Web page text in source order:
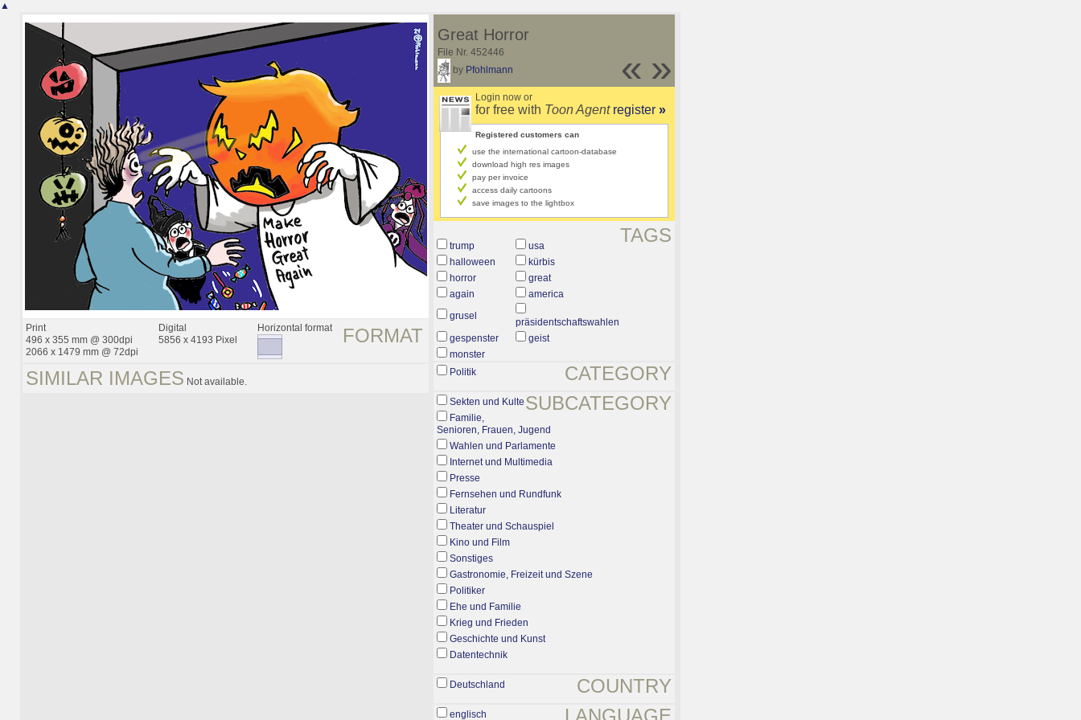
▲
FORMAT
Print
496 x 355 mm @ 300dpi
2066 x 1479 mm @ 72dpi
Digital
5856 x 4193 Pixel
Horizontal format
SIMILAR IMAGES Not available.
»
«
Great Horror
File Nr. 452446
by Pfohlmann
Login now or
for free with Toon Agent register »
Registered customers can
use the international cartoon-database
download high res images
pay per invoice
access daily cartoons
save images to the lightbox
TAGS
trump
usa
halloween
kürbis
horror
great
again
america
grusel
präsidentschaftswahlen
gespenster
geist
monster
CATEGORY
Politik
SUBCATEGORY
Sekten und Kulte
Familie,
Senioren, Frauen, Jugend
Wahlen und Parlamente
Internet und Multimedia
Presse
Fernsehen und Rundfunk
Literatur
Theater und Schauspiel
Kino und Film
Sonstiges
Gastronomie, Freizeit und Szene
Politiker
Ehe und Familie
Krieg und Frieden
Geschichte und Kunst
Datentechnik
COUNTRY
Deutschland
LANGUAGE
englisch